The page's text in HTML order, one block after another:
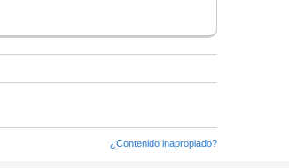
¿Contenido inapropiado?